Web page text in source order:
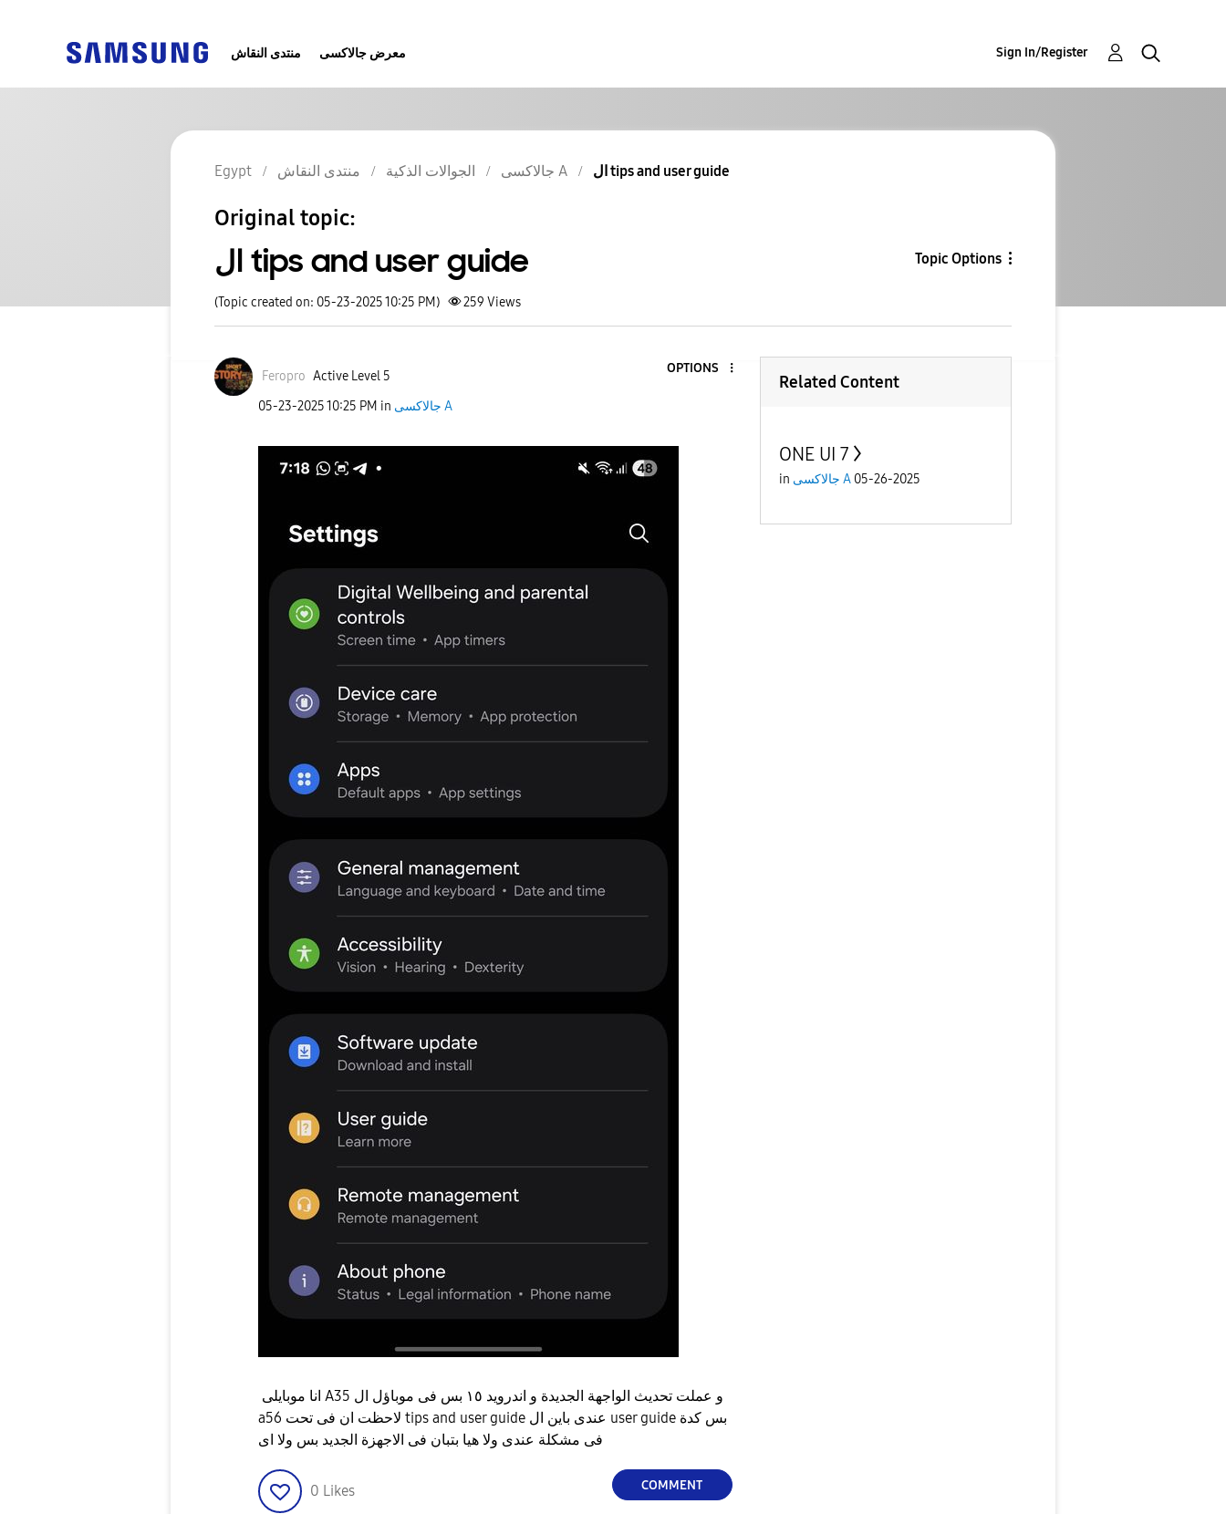
منتدى النقاش معرض جالاكسى Sign In/Register
Egypt منتدى النقاش الجوالات الذكية جالاكسى A ال tips and user guide
Original topic:
ال tips and user guide Topic Options
(Topic created on: 05-23-2025 10:25 PM) 259 Views
Feropro Active Level 5
OPTIONS
‎05-23-202510:25 PM in جالاكسى A
a56 لاحظت ان فى تحت tips and user guide عندى باين ال user guide بس كدة
0 Likes COMMENT
Related Content
ONE UI 7
in جالاكسى A 05-26-2025